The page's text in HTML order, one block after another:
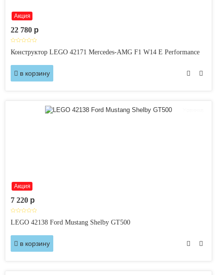
Акция
22 780 p
Конструктор LEGO 42171 Mercedes-AMG F1 W14 E Performance
в корзину
Акция
7 220 p
LEGO 42138 Ford Mustang Shelby GT500
в корзину